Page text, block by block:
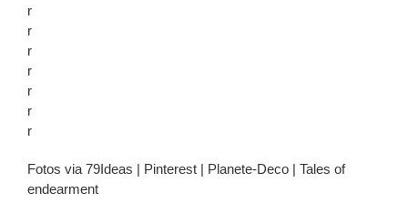
r
r
r
r
r
r
r
Fotos via 79Ideas | Pinterest | Planete-Deco | Tales of
endearment